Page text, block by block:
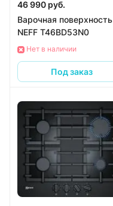
46 990 руб.
Варочная поверхность
NEFF T46BD53N0
Нет в наличии
Под заказ